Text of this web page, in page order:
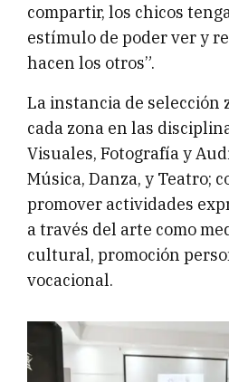
compartir, los chicos
estímulo de poder ver y
hacen los otros”.
La instancia de selección
cada zona en las
Visuales, Fotografía y
Música, Danza, y Teatro;
promover actividades
a través del arte como
cultural, promoción
vocacional.